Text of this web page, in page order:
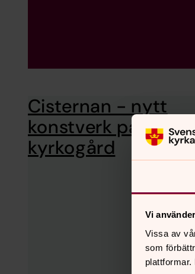
Vi
Vissa av
som
Cisternan - nytt
konstverk på Råå
kyrkogård